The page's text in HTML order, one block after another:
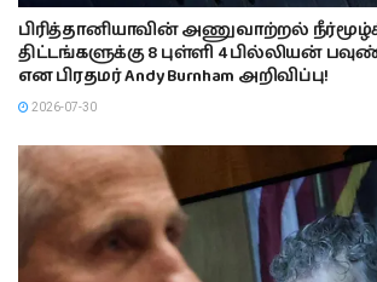
பிரித்தானியாவின் அணுவாற்றல்
திட்டங்களுக்கு 8 புள்ளி 4 பில்லியன்
என பிரதமர் Andy Burnham அறிவிப்பு!
2026-07-30